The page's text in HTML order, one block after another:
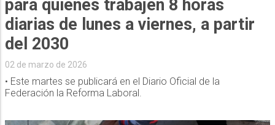
para quienes trabajen 8 horas
diarias de lunes a viernes, a partir
del 2030
02 de marzo de 2026
• Este martes se publicará en el Diario Oficial de la
Federación la Reforma Laboral.